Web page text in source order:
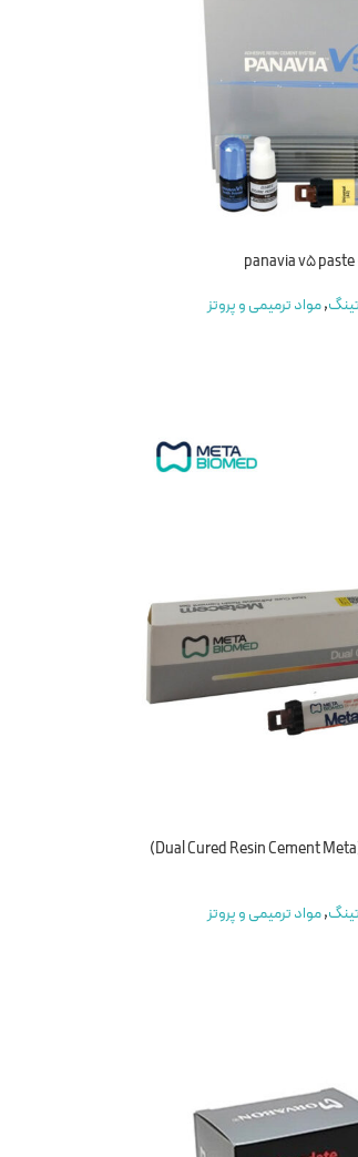
,مواد ترمیمی و پروتز
سمان رزینی دوال کیورمتا (متا سم)-(Dual Cured Resin Cement Meta)
,مواد ترمیمی و پروتز